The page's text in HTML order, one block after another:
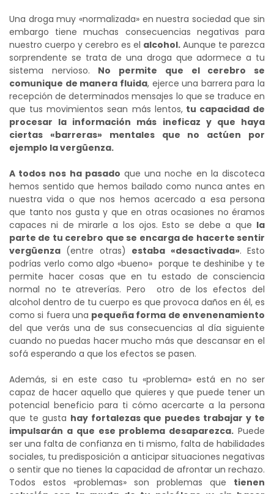
Una droga muy «normalizada» en nuestra sociedad que sin
embargo tiene muchas consecuencias negativas para
nuestro cuerpo y cerebro es el alcohol. Aunque te parezca
sorprendente se trata de una droga que adormece a tu
sistema nervioso. No permite que el cerebro se
comunique de manera fluida, ejerce una barrera para la
recepción de determinados mensajes lo que se traduce en
que tus movimientos sean más lentos,tu capacidad de
procesar la información más ineficaz y que haya
ciertas «barreras» mentales que no actúen por
ejemplo la vergüenza.
A todos nos ha pasado que una noche en la discoteca
hemos sentido que hemos bailado como nunca antes en
nuestra vida o que nos hemos acercado a esa persona
que tanto nos gusta y que en otras ocasiones no éramos
capaces ni de mirarle a los ojos. Esto se debe a que la
parte de tu cerebro que se encarga de hacerte sentir
vergüenza (entre otras) estaba «desactivada». Esto
podrías verlo como algo «bueno» porque te deshinibe y te
permite hacer cosas que en tu estado de consciencia
normal no te atreverías. Pero otro de los efectos del
alcohol dentro de tu cuerpo es que provoca daños en él, es
como si fuera una pequeña forma de envenenamiento
del que verás una de sus consecuencias al día siguiente
cuando no puedas hacer mucho más que descansar en el
sofá esperando a que los efectos se pasen.
Además, si en este caso tu «problema» está en no ser
capaz de hacer aquello que quieres y que puede tener un
potencial beneficio para ti cómo acercarte a la persona
que te gusta hay fortalezas que puedes trabajar y te
impulsarán a que ese problema desaparezca. Puede
ser una falta de confianza en ti mismo, falta de habilidades
sociales, tu predisposición a anticipar situaciones negativas
o sentir que no tienes la capacidad de afrontar un rechazo.
Todos estos «problemas» son problemas que tienen